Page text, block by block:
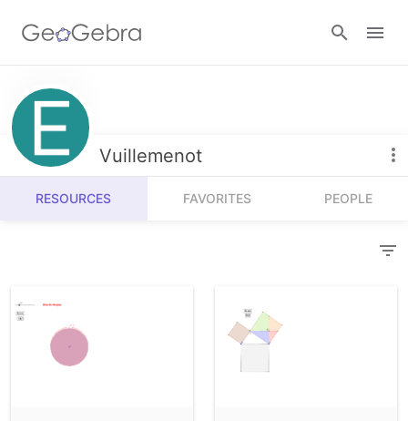
Resources
Number Sense
Algebra
Measurement
Operations
Calculators
3D Calculator
Vuillemenot
RESOURCES FAVORITES PEOPLE